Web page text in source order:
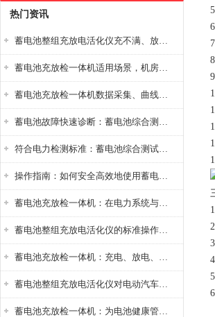
热门资讯
蓄电池整组充放电活化仪充不满、放不完怎么办？
蓄电池充放检一体机适用场景，机房基站变电站铅酸蓄电池维护检测应用
蓄电池充放检一体机数据采集、曲线分析与电池健康状态智能评估功能详解
蓄电池故障快速诊断：蓄电池综合测试仪判断落后电池的方法与标准
符合电力检测标准：蓄电池综合测试仪测试规范与精度校准方法详解
操作指南：如何安全高效地使用蓄电池智能活化仪？
蓄电池充放检一体机：在电力系统与储能设备中的创新应用，确保蓄电池性能与可靠性
蓄电池整组充放电活化仪的标准操作流程：从接线设置到充放电参数设定的安全规范
蓄电池充放检一体机：充电、放电、检测三功能集成设备
蓄电池整组充放电活化仪对电动汽车电池有帮助吗？
蓄电池充放检一体机：为电池健康管理提供一站式解决方案